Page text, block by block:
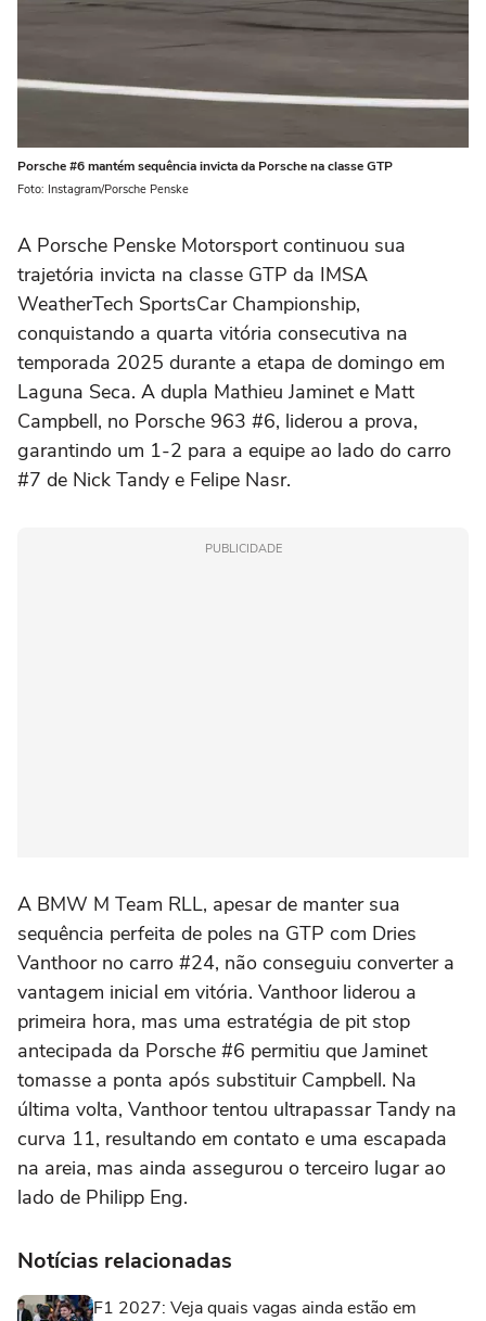
Porsche #6 mantém sequência invicta da Porsche na classe GTP
Foto: Instagram/Porsche Penske
A Porsche Penske Motorsport continuou sua
trajetória invicta na classe GTP da IMSA
WeatherTech SportsCar Championship,
conquistando a quarta vitória consecutiva na
temporada 2025 durante a etapa de domingo em
Laguna Seca. A dupla Mathieu Jaminet e Matt
Campbell, no Porsche 963 #6, liderou a prova,
garantindo um 1-2 para a equipe ao lado do carro
#7 de Nick Tandy e Felipe Nasr.
PUBLICIDADE
A BMW M Team RLL, apesar de manter sua
sequência perfeita de poles na GTP com Dries
Vanthoor no carro #24, não conseguiu converter a
vantagem inicial em vitória. Vanthoor liderou a
primeira hora, mas uma estratégia de pit stop
antecipada da Porsche #6 permitiu que Jaminet
tomasse a ponta após substituir Campbell. Na
última volta, Vanthoor tentou ultrapassar Tandy na
curva 11, resultando em contato e uma escapada
na areia, mas ainda assegurou o terceiro lugar ao
lado de Philipp Eng.
Notícias relacionadas
F1 2027: Veja quais vagas ainda estão em